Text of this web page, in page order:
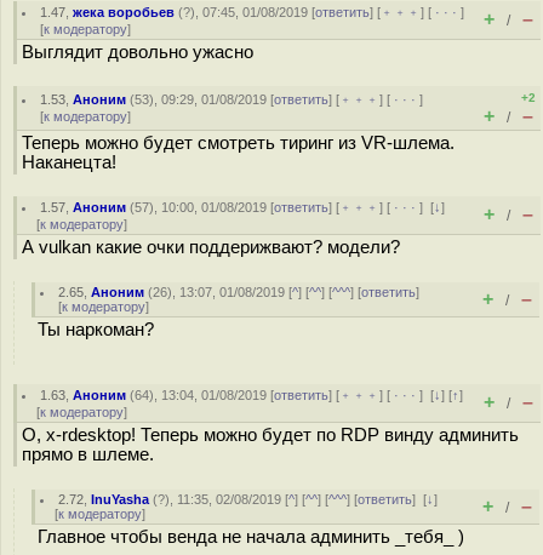
1.47 ,жека воробьев (?), 07:45, 01/08/2019 [ответить] [ ﹢﹢﹢] [ · · ·]
[к модератору] + / –
Выглядит довольно ужасно
1.53 ,Аноним (53), 09:29, 01/08/2019 [ответить] [ ﹢﹢﹢] [ · · ·]
[к модератору]
+2
+ / –
Теперь можно будет смотреть тиринг из VR-шлема.
Наканецта!
1.57 ,Аноним (57), 10:00, 01/08/2019 [ответить] [ ﹢﹢﹢] [ · · ·][↓]
[к модератору] + / –
А vulkan какие очки поддерижвают? модели?
2.65 ,Аноним (26), 13:07, 01/08/2019 [^] [^^] [^^^] [ответить]
[к модератору] + / –
Ты наркоман?
1.63 ,Аноним (64), 13:04, 01/08/2019 [ответить] [ ﹢﹢﹢] [ · · ·][↓] [↑]
[к модератору] + / –
О, x-rdesktop! Теперь можно будет по RDP винду админить
прямо в шлеме.
2.72 ,InuYasha (?), 11:35, 02/08/2019 [^] [^^] [^^^] [ответить][↓]
[к модератору] + / –
Главное чтобы венда не начала админить _тебя_ )